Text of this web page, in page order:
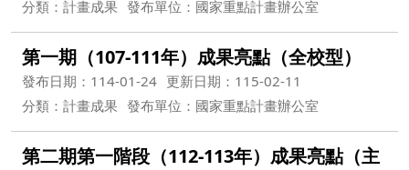
分類：計畫成果 發布單位：國家重點計畫辦公室
第一期（107-111年）成果亮點（全校型）
發布日期：114-01-24 更新日期：115-02-11
分類：計畫成果 發布單位：國家重點計畫辦公室
第二期第一階段（112-113年）成果亮點（主